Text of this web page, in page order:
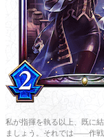
私が指揮を執る以上、既に
ましょう。それでは――作戦